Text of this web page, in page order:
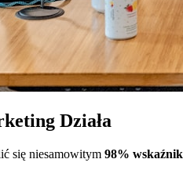
Działa
się niesamowitym 98%